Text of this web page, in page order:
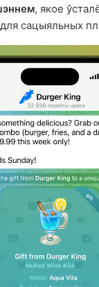
, якое
для сацыяльных